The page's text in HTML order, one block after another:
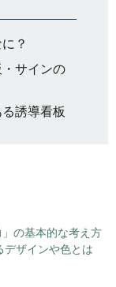
？
サインの
誘導看板
の基本的な考え方
デザインや色とは